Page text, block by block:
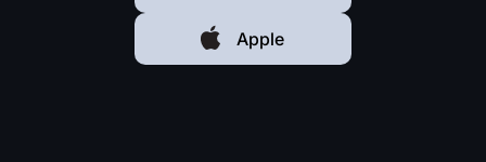
Apple